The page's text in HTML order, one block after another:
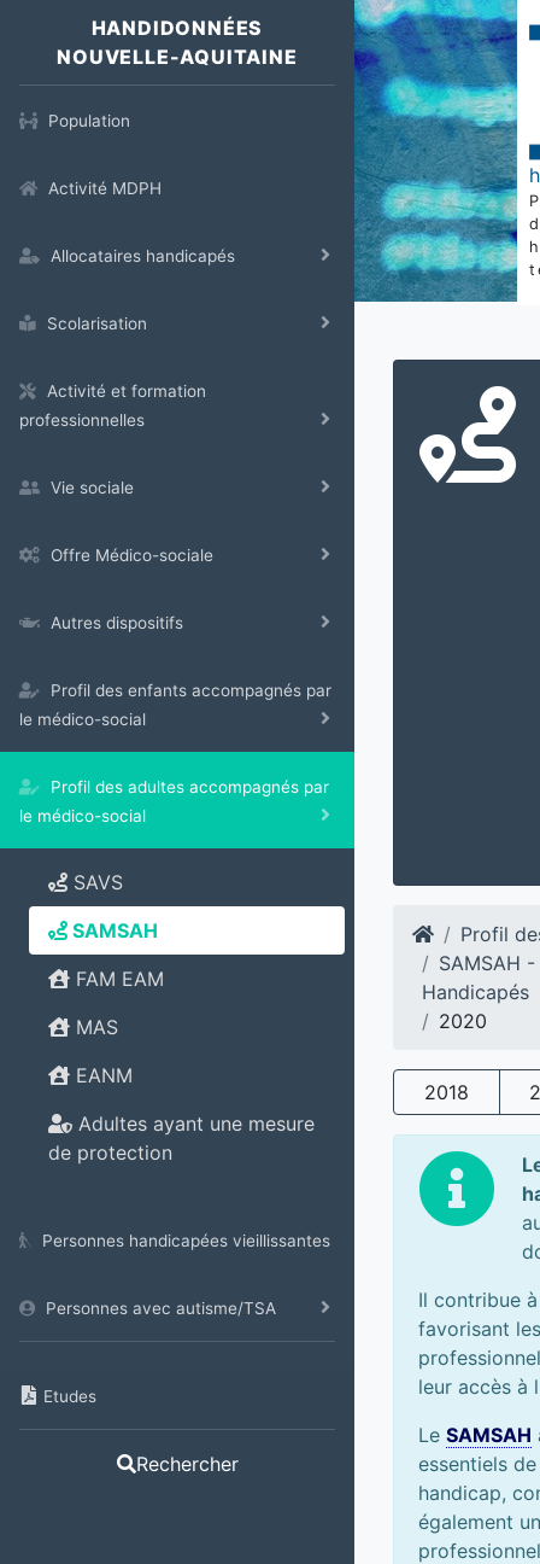
HANDIDONNÉES
NOUVELLE-AQUITAINE
Population
Activité MDPH
Allocataires handicapés
Scolarisation
Activité et formation
professionnelles
Vie sociale
Offre Médico-sociale
Autres dispositifs
Profil des enfants accompagnés par
le médico-social
Profil des adultes accompagnés par
le médico-social
SAVS
SAMSAH
FAM EAM
MAS
EANM
Adultes ayant une mesure
de protection
Personnes handicapées vieillissantes
Personnes avec autisme/TSA
Etudes
Rechercher
Profil
SAMSAH
Handicapés
2020
2018
Il contribue
favorisant
leur accès à
Le SAMSAH
essentiels
handicap,
également